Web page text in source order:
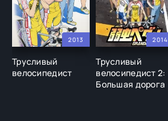
2013
Трусливый
велосипедист
2014
Трусливый
велосипедист 2:
Большая дорога